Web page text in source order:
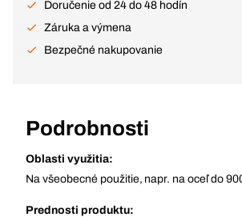
Doručenie od 24 do 48 hodín
Záruka a výmena
Bezpečné nakupovanie
Podrobnosti
Oblasti využitia:
Na všeobecné použitie, napr. na oceľ do
Prednosti produktu: